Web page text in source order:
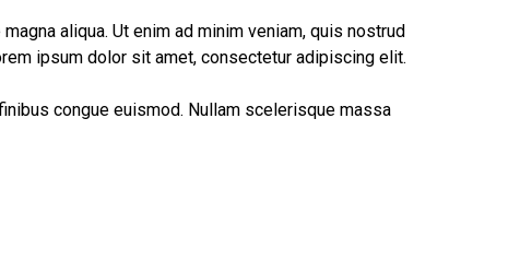
aliqua. Ut enim ad minim veniam, quis nostrud
ipsum dolor sit amet, consectetur adipiscing elit.
congue euismod. Nullam scelerisque massa